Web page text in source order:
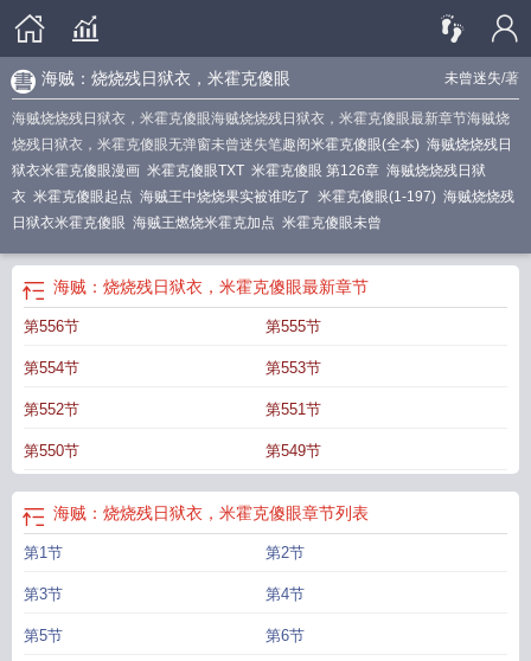
未曾迷失/著
海贼：烧烧残日狱衣，米霍克傻眼
海贼烧烧残日狱衣，米霍克傻眼海贼烧烧残日狱衣，米霍克傻眼最新章节海贼烧
烧残日狱衣，米霍克傻眼无弹窗未曾迷失笔趣阁米霍克傻眼(全本) 海贼烧烧残日
狱衣米霍克傻眼漫画 米霍克傻眼TXT 米霍克傻眼 第126章 海贼烧烧残日狱
衣 米霍克傻眼起点 海贼王中烧烧果实被谁吃了 米霍克傻眼(1-197) 海贼烧烧残
日狱衣米霍克傻眼 海贼王燃烧米霍克加点 米霍克傻眼未曾
海贼：烧烧残日狱衣，米霍克傻眼最新章节
第556节 第555节
第554节 第553节
第552节 第551节
第550节 第549节
海贼：烧烧残日狱衣，米霍克傻眼章节列表
第1节 第2节
第3节 第4节
第5节 第6节